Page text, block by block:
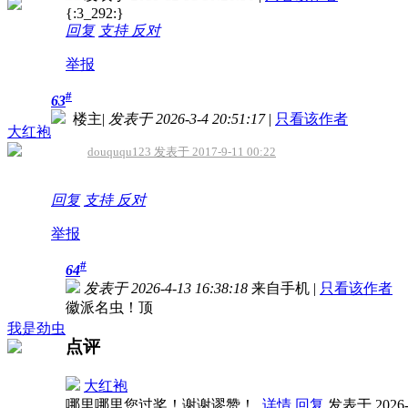
{:3_292:}
回复 支持 反对
举报
大红袍
63#
楼主| 发表于 2026-3-4 20:51:17 | 只看该作者
douququ123 发表于 2017-9-11 00:22
回复 支持 反对
举报
我是劲虫
64#
发表于 2026-4-13 16:38:18 来自手机 | 只看该作者
徽派名虫！顶
点评
大红袍
哪里哪里您过奖！谢谢谬赞！ 详情 回复 发表于